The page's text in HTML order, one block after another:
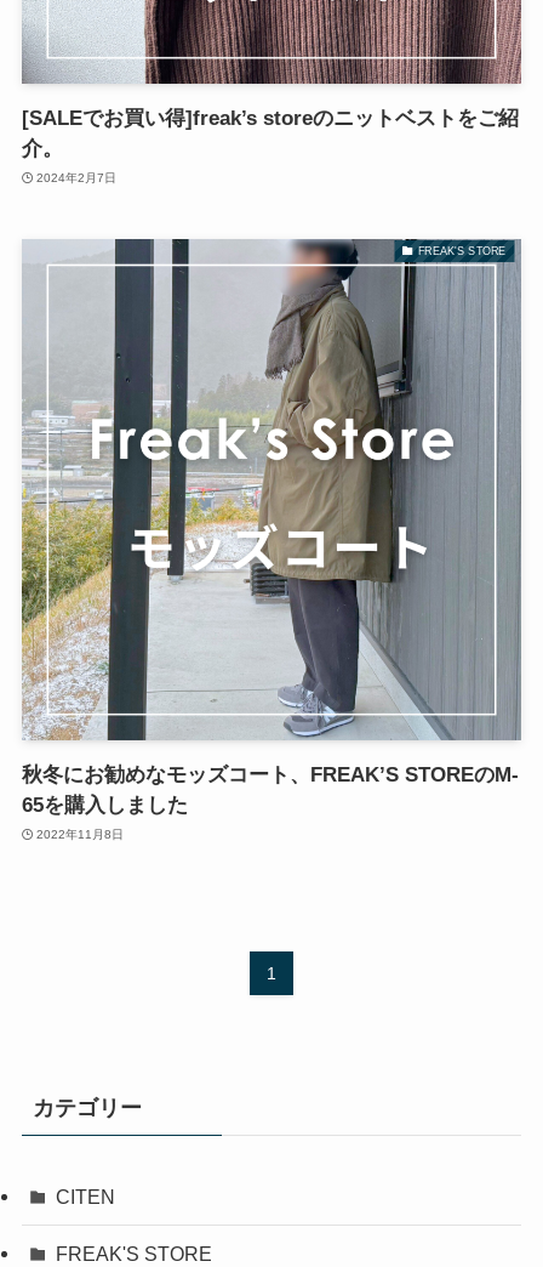
[SALEでお買い得]freak’s storeのニットベストをご紹
介。
2024年2月7日
FREAK'S STORE
秋冬にお勧めなモッズコート、FREAK’S STOREのM-
65を購入しました
2022年11月8日
1
カテゴリー
CITEN
FREAK'S STORE